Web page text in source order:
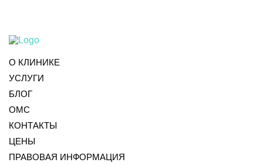
О КЛИНИКЕ
УСЛУГИ
БЛОГ
ОМС
КОНТАКТЫ
ЦЕНЫ
ПРАВОВАЯ ИНФОРМАЦИЯ